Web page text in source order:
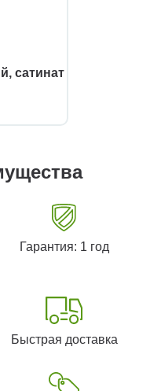
сатинат
Гарантия: 1 год
Быстрая доставка